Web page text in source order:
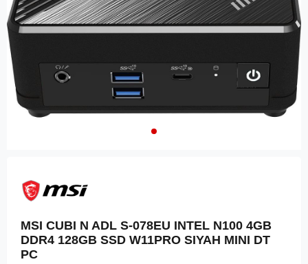
MSI CUBI N ADL S-078EU INTEL N100 4GB
DDR4 128GB SSD W11PRO SIYAH MINI DT
PC